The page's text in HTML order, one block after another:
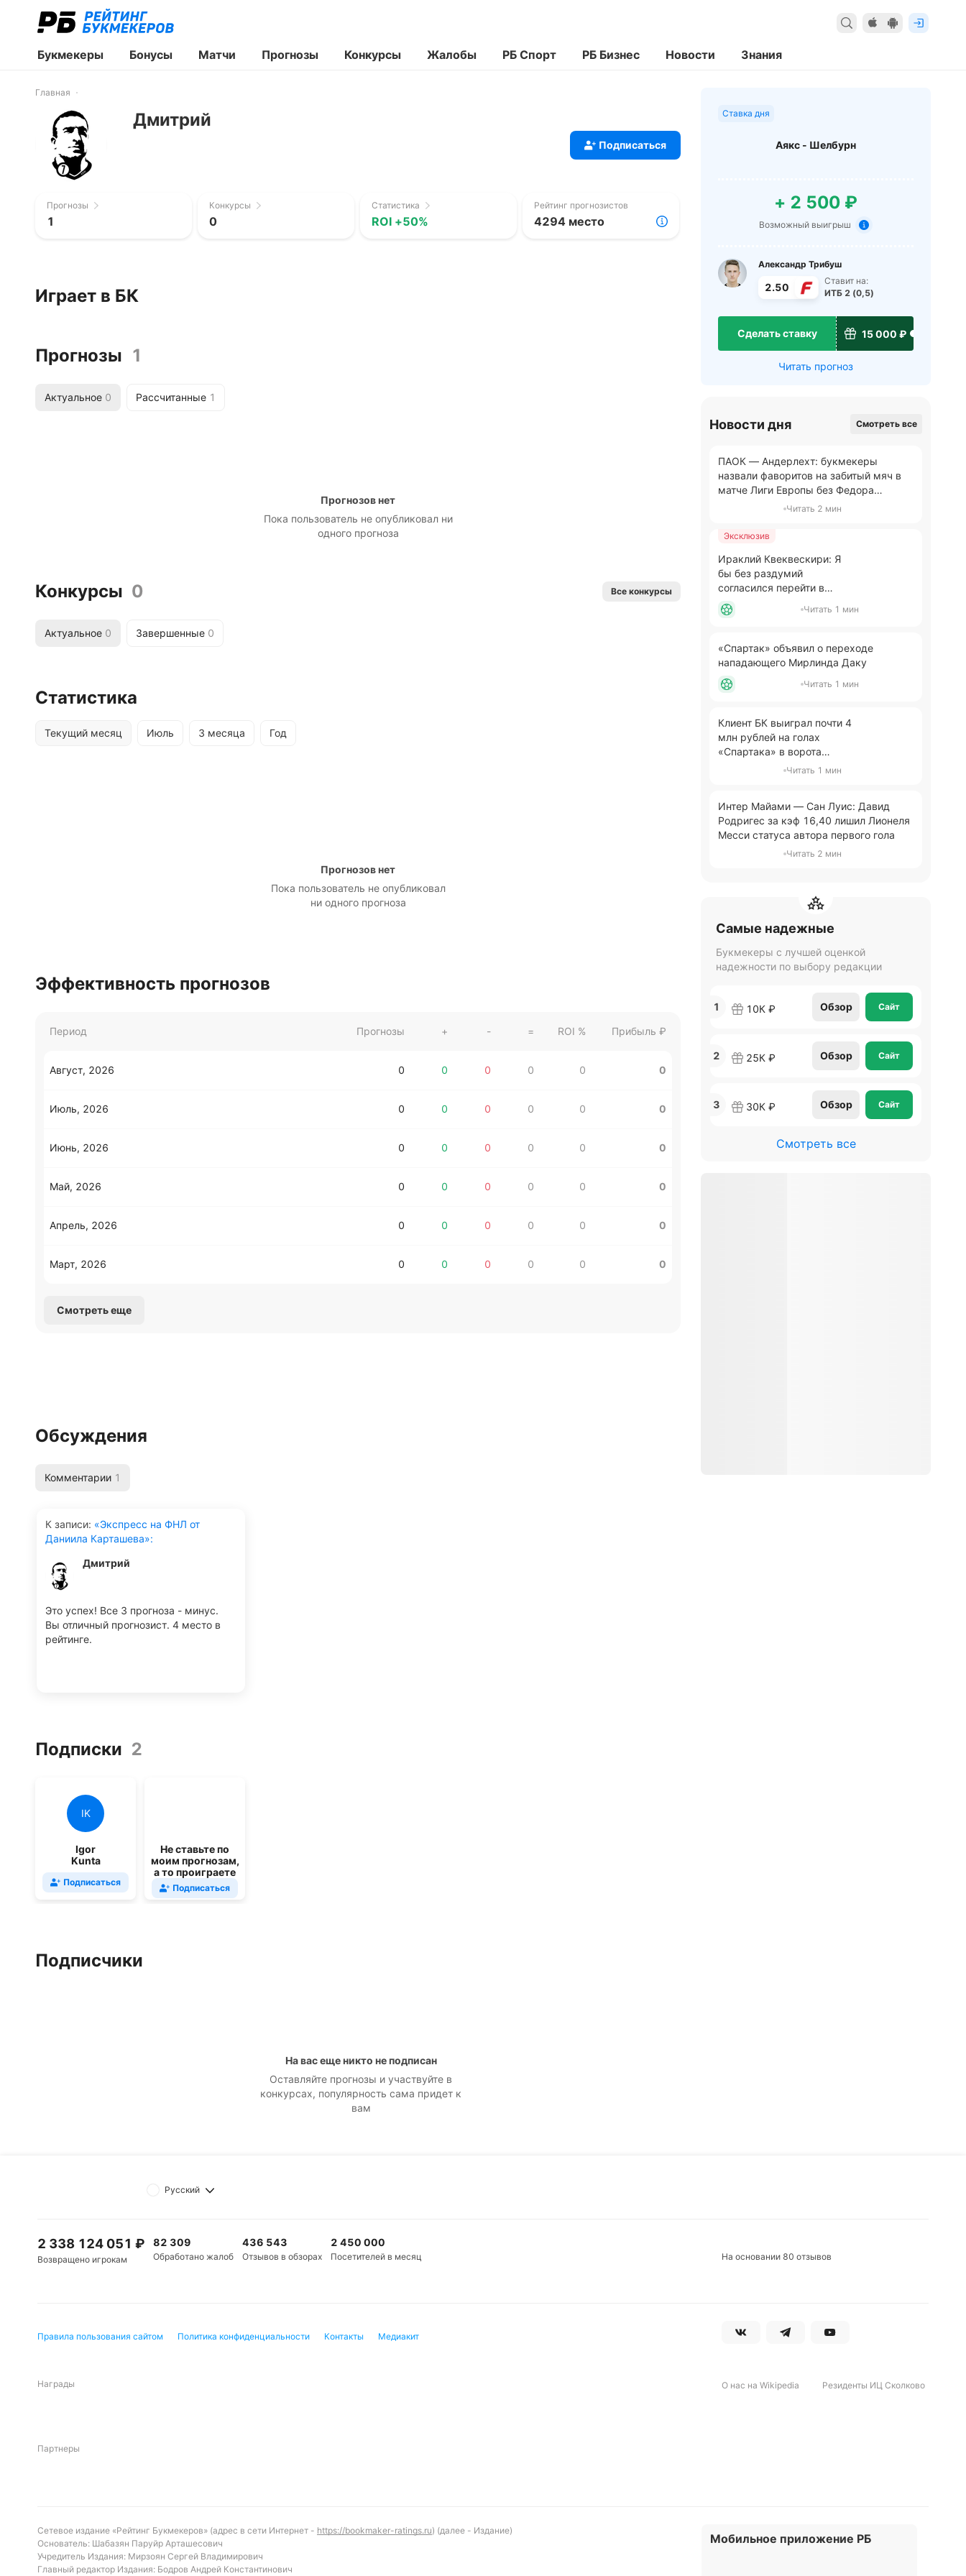
Букмекеры Бонусы Матчи Прогнозы Конкурсы Жалобы РБ Спорт РБ Бизнес Новости Знания
Главная
Дмитрий
Подписаться
Прогнозы
1
Конкурсы
0
Статистика
ROI +50%
Рейтинг прогнозистов
4294 место
Играет в БК
Прогнозы 1
Актуальное 0 Рассчитанные 1
Прогнозов нет
Пока пользователь не опубликовал ни
одного прогноза
Конкурсы 0 Все конкурсы
Актуальное 0 Завершенные 0
Статистика
Текущий месяц Июль 3 месяца Год
Прогнозов нет
Пока пользователь не опубликовал
ни одного прогноза
Эффективность прогнозов
Период Прогнозы + - = ROI % Прибыль ₽
Август, 2026 0 0 0 0 0 0
Июль, 2026 0 0 0 0 0 0
Июнь, 2026 0 0 0 0 0 0
Май, 2026 0 0 0 0 0 0
Апрель, 2026 0 0 0 0 0 0
Март, 2026 0 0 0 0 0 0
Смотреть еще
Обсуждения
Комментарии 1
К записи: «Экспресс на ФНЛ от
Даниила Карташева»:
Дмитрий
Это успех! Все 3 прогноза - минус.
Вы отличный прогнозист. 4 место в
рейтинге.
Подписки 2
IK
Igor
Kunta
Подписаться
Не ставьте по
моим прогнозам,
а то проиграете
Подписаться
Подписчики
На вас еще никто не подписан
Оставляйте прогнозы и участвуйте в
конкурсах, популярность сама придет к
вам
Ставка дня
Аякс - Шелбурн
+ 2 500 ₽
Возможный выигрыш
Александр Трибуш
2.50
Ставит на:
ИТБ 2 (0,5)
Сделать ставку 15 000 ₽
Читать прогноз
Новости дня Смотреть все
ПАОК — Андерлехт: букмекеры
назвали фаворитов на забитый мяч в
матче Лиги Европы без Федора
Читать 2 мин
Эксклюзив
Ираклий Квеквескири: Я
бы без раздумий
согласился перейти в
московское «Динамо»
Читать 1 мин
«Спартак» объявил о переходе
нападающего Мирлинда Даку
Читать 1 мин
Клиент БК выиграл почти 4
млн рублей на голах
«Спартака» в ворота
Читать 1 мин
Интер Майами — Сан Луис: Давид
Родригес за кэф 16,40 лишил Лионеля
Месси статуса автора первого гола
Читать 2 мин
Самые надежные
Букмекеры с лучшей оценкой
надежности по выбору редакции
1 10К ₽ Обзор Сайт
2 25К ₽ Обзор Сайт
3 30К ₽ Обзор Сайт
Смотреть все
Русский
2 338 124 051 ₽
Возвращено игрокам
82 309
Обработано жалоб
436 543
Отзывов в обзорах
2 450 000
Посетителей в месяц На основании 80 отзывов
Правила пользования сайтом Политика конфиденциальности Контакты Медиакит
Награды О нас на Wikipedia Резиденты ИЦ Сколково
Партнеры
Сетевое издание «Рейтинг Букмекеров» (адрес в сети Интернет - https://bookmaker-ratings.ru) (далее - Издание)
Основатель: Шабазян Паруйр Арташесович
Учредитель Издания: Мирзоян Сергей Владимирович
Главный редактор Издания: Бодров Андрей Константинович
Мобильное приложение РБ